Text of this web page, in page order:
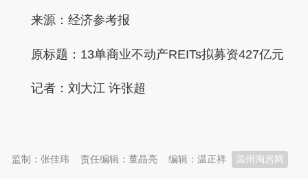
来源：经济参考报
原标题：13单商业不动产REITs拟募资427亿元
记者：刘大江 许张超
温州淘房网
编辑：温正祥
责任编辑：董晶亮
监制：张佳玮